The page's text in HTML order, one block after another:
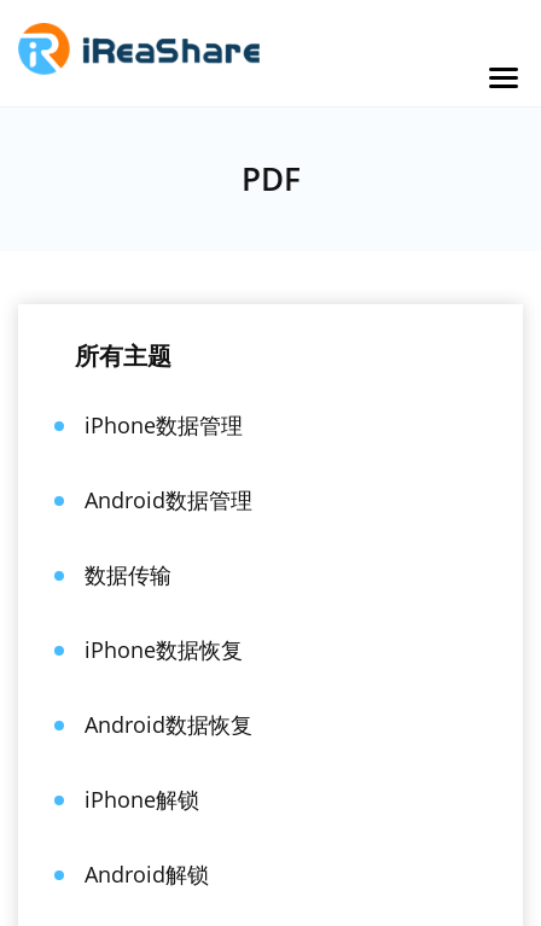
PDF
所有主题
iPhone数据管理
Android数据管理
数据传输
iPhone数据恢复
Android数据恢复
iPhone解锁
Android解锁